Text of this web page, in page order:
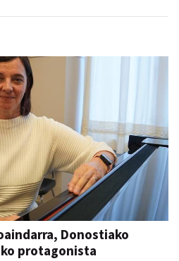
Donostiako
protagonista